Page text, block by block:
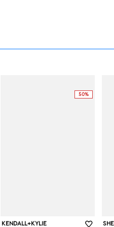
50%
theoutlet.ru
KENDALL+KYLIE